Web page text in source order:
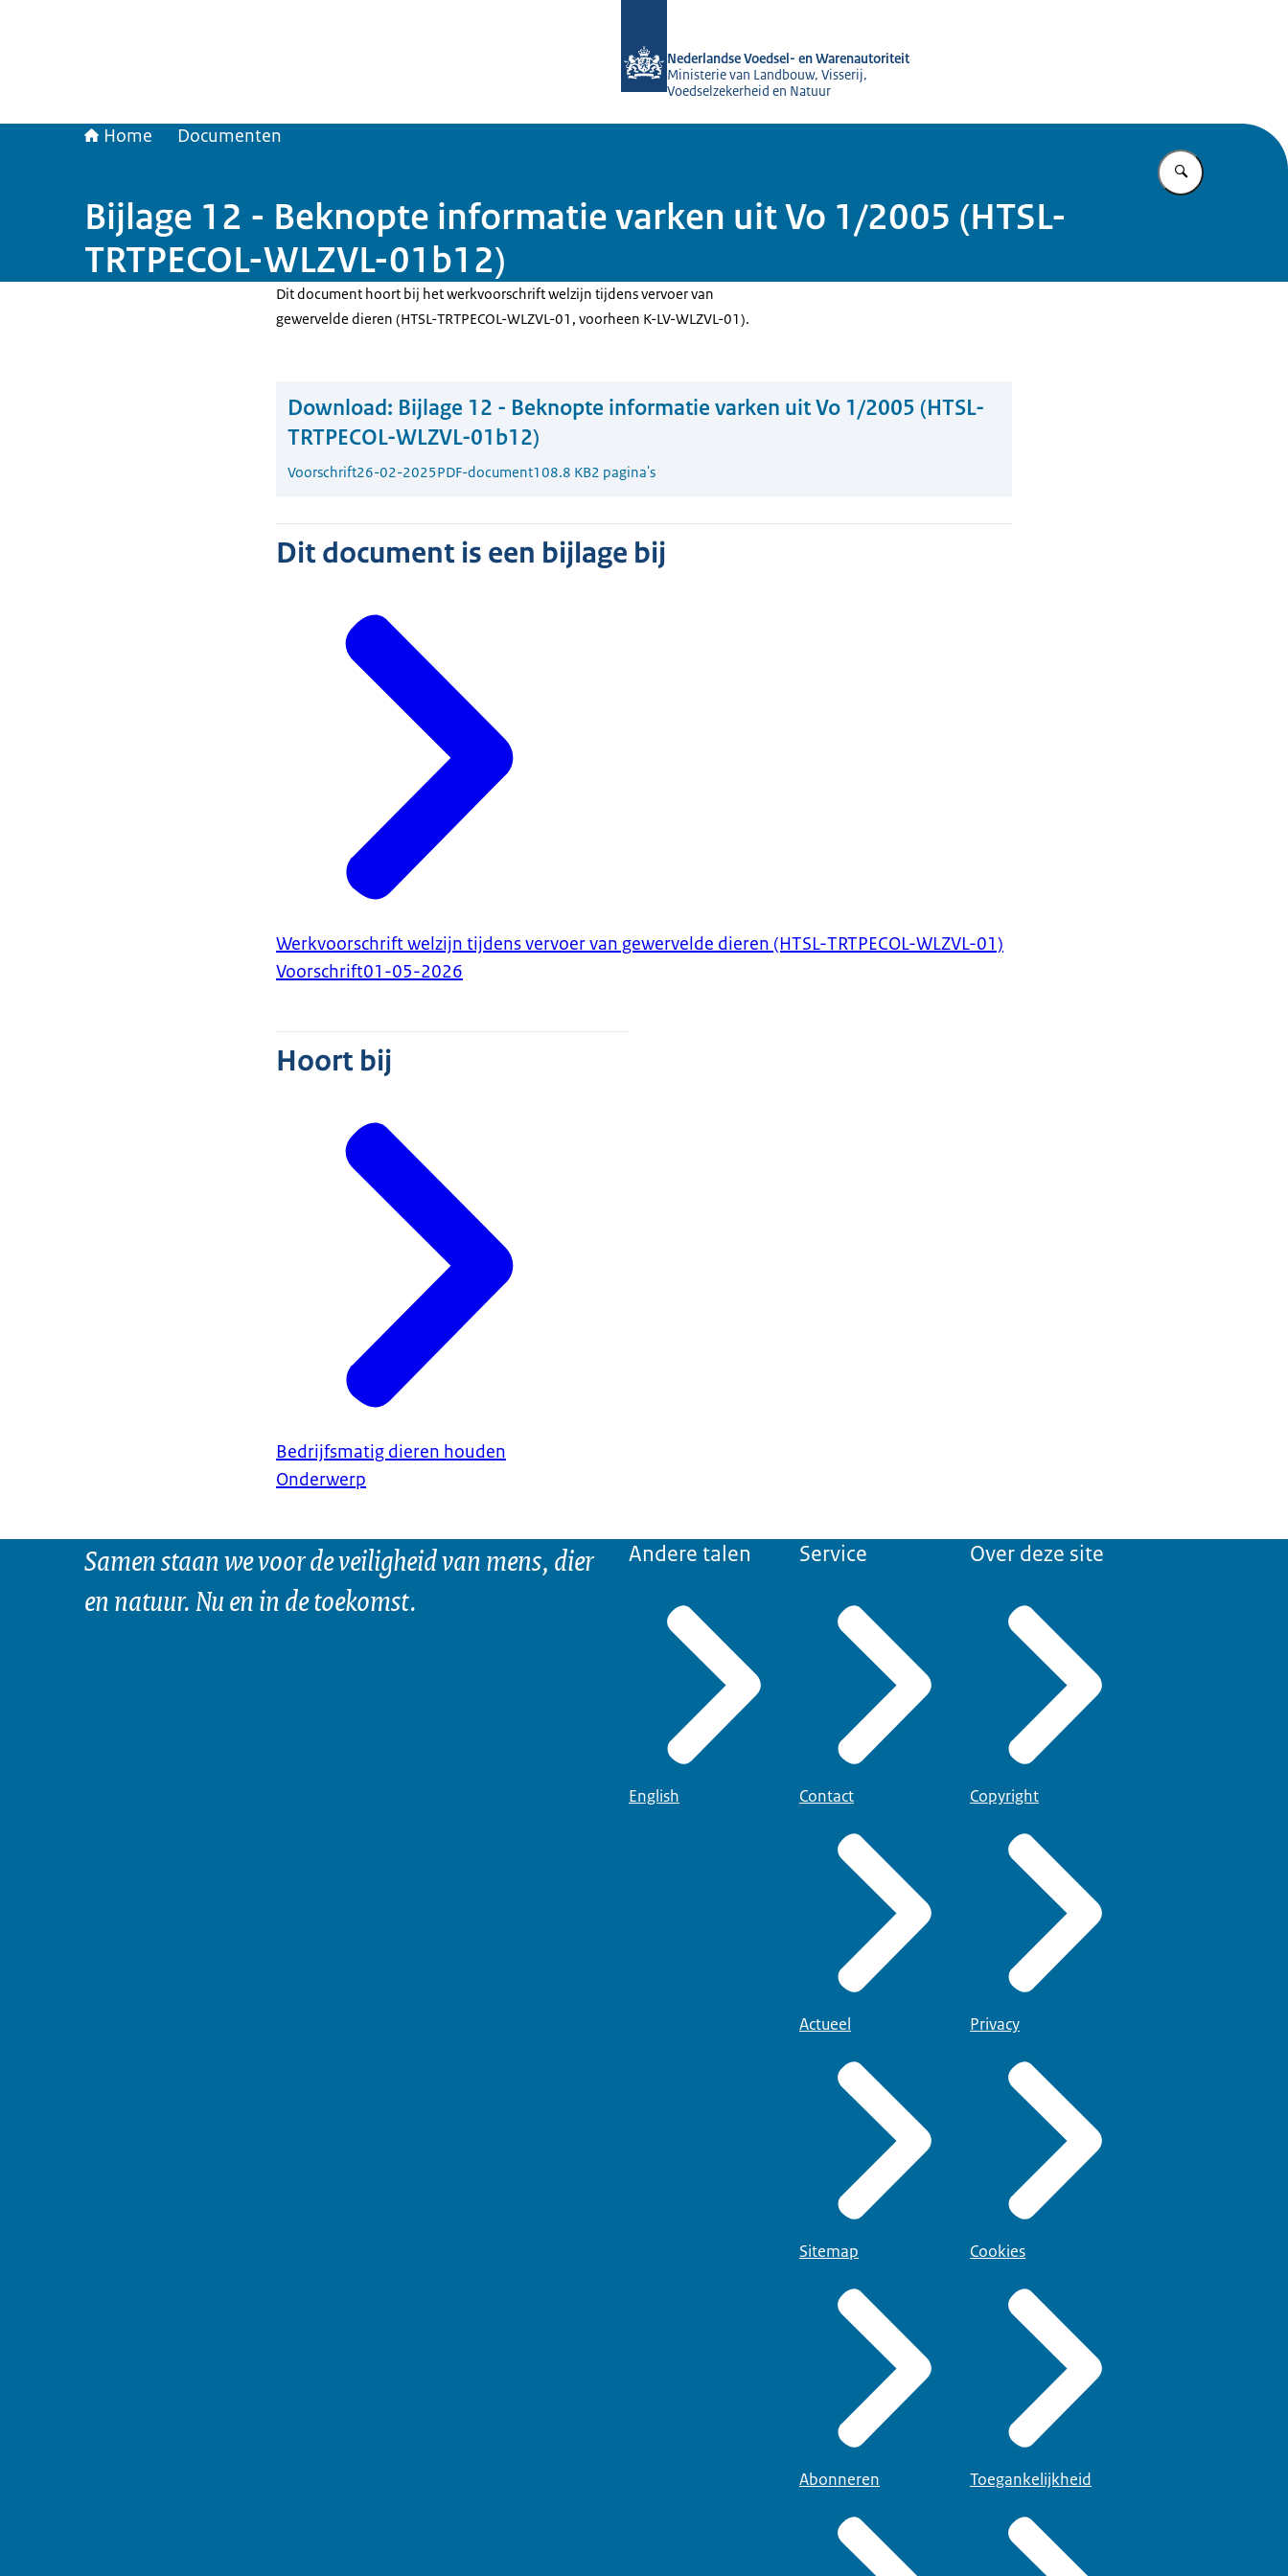
Nederlandse Voedsel- en Warenautoriteit
Ministerie van Landbouw, Visserij,
Voedselzekerheid en Natuur
Home Documenten
Vul in wat u
Bijlage 12 - Beknopte informatie varken uit Vo 1/2005 (HTSL-
TRTPECOL-WLZVL-01b12)
Dit document hoort bij het werkvoorschrift welzijn tijdens vervoer van
gewervelde dieren (HTSL-TRTPECOL-WLZVL-01, voorheen K-LV-WLZVL-01).
Download: Bijlage 12 - Beknopte informatie varken uit Vo 1/2005 (HTSL-
TRTPECOL-WLZVL-01b12)
Voorschrift26-02-2025PDF-document108.8 KB2 pagina's
Dit document is een bijlage bij
Werkvoorschrift welzijn tijdens vervoer van gewervelde dieren (HTSL-TRTPECOL-WLZVL-01)
Voorschrift01-05-2026
Hoort bij
Bedrijfsmatig dieren houden
Onderwerp
Samen staan we voor de veiligheid van mens, dier
en natuur. Nu en in de toekomst.
Andere talen
English
Service
Contact
Actueel
Sitemap
Abonneren
Over deze site
Copyright
Privacy
Cookies
Toegankelijkheid